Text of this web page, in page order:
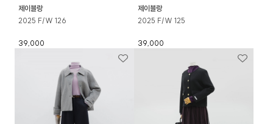
제이블랑
2025 F/W 126
39,000
제이블랑
2025 F/W 125
39,000